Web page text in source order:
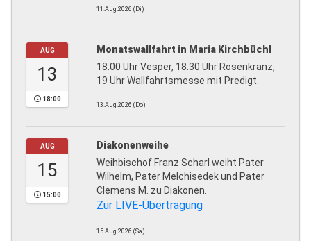
11.Aug.2026 (Di)
AUG
13
18:00
Monatswallfahrt in Maria Kirchbüchl
18.00 Uhr Vesper, 18.30 Uhr Rosenkranz,
19 Uhr Wallfahrtsmesse mit Predigt.
13.Aug.2026 (Do)
AUG
15
15:00
Diakonenweihe
Weihbischof Franz Scharl weiht Pater
Wilhelm, Pater Melchisedek und Pater
Clemens M. zu Diakonen.
Zur LIVE-Übertragung
15.Aug.2026 (Sa)